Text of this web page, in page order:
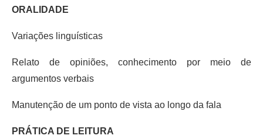
ORALIDADE
Variações linguísticas
Relato de opiniões, conhecimento por meio de
argumentos verbais
Manutenção de um ponto de vista ao longo da fala
PRÁTICA DE LEITURA